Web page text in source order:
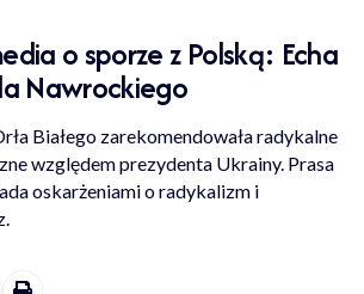
o sporze z Polską: Echa
Nawrockiego
Białego zarekomendowała radykalne
względem prezydenta Ukrainy. Prasa
oskarżeniami o radykalizm i